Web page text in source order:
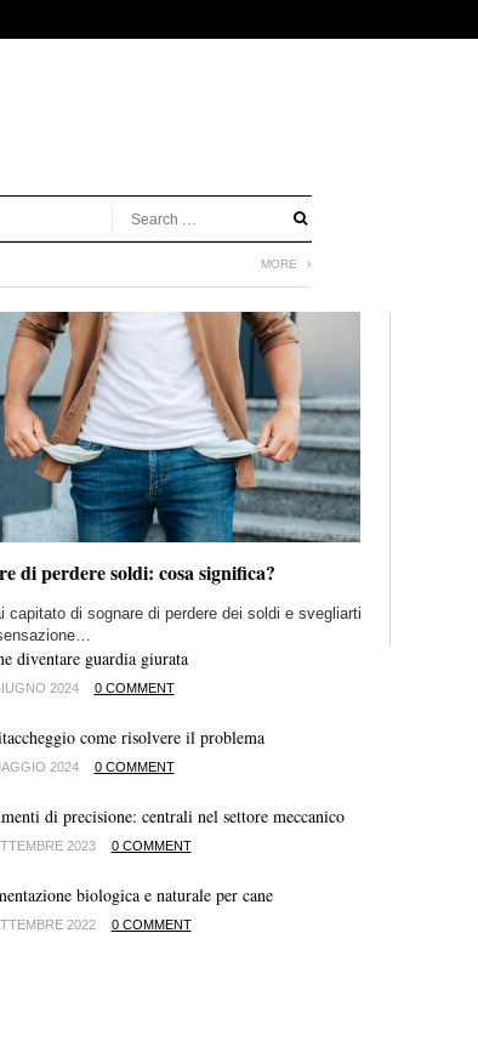
MORE
di perdere soldi: cosa significa?
capitato di sognare di perdere dei soldi e svegliarti
diventare guardia giurata
2024 0 COMMENT
come risolvere il problema
2024 0 COMMENT
di precisione: centrali nel settore meccanico
2023 0 COMMENT
biologica e naturale per cane
2022 0 COMMENT